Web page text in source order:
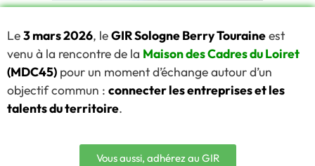
Le3 mars 2026, leGIR Sologne Berry Touraineest
venu à la rencontre de la Maison des Cadres du Loiret
(MDC45) pour un moment d’échange autour d’un
objectif commun : connecter les entreprises et les
talents du territoire.
Vous aussi, adhérez au GIR